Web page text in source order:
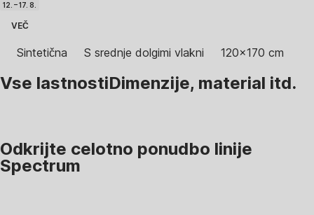
12. – 17. 8.
VEČ
Sintetična S srednje dolgimi vlakni 120x170 cm
Vse lastnostiDimenzije, material itd.
Odkrijte celotno ponudbo linije
Spectrum